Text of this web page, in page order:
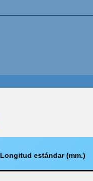
Longitud estándar (mm.)